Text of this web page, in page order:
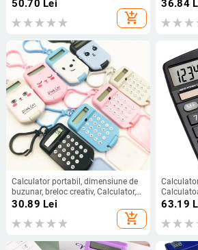
birou cu producător cu ridicata
50.70 Lei
add_shopping_cart
Creativ
36.84
Calculator portabil, dimensiune de
buzunar, breloc creativ, Calculator,
Rechizite de birou, Mini Calculator
Kawaii Display, Rechizite de birou
30.89 Lei
add_shopping_cart
birou
ecran
63.19